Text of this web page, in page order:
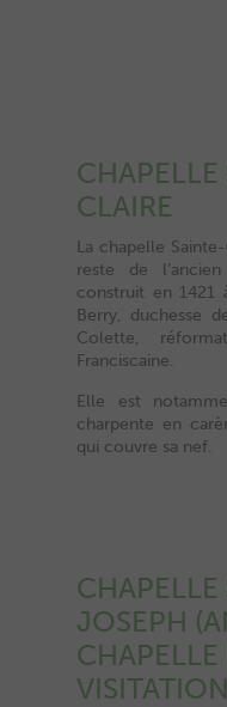
CHAPELLE
CLAIRE
La chapelle
reste de
construit en 1421
Berry, duchesse
Colette,
Franciscaine.
Elle est
charpente en
qui couvre sa nef.
CHAPELLE
JOSEPH
CHAPELLE